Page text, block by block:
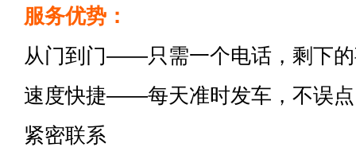
服务优势：
从门到门——只需一个电话，剩下
速度快捷——每天准时发车，不误
紧密联系